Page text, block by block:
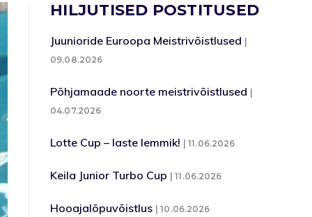
HILJUTISED POSTITUSED
Juunioride Euroopa Meistrivõistlused
09.08.2026
Põhjamaade noorte meistrivõistlused
04.07.2026
Lotte Cup – laste lemmik! 11.06.2026
Keila Junior Turbo Cup 11.06.2026
Hooajalõpuvõistlus 10.06.2026